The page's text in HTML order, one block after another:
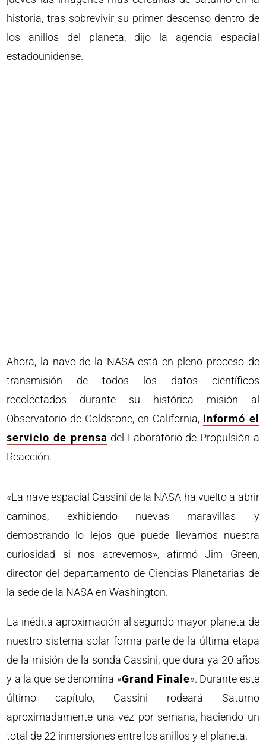
historia, tras sobrevivir su primer descenso dentro de
los anillos del planeta, dijo la agencia espacial
estadounidense.
Ahora, la nave de la NASA está en pleno proceso de
transmisión de todos los datos científicos
recolectados durante su histórica misión al
Observatorio de Goldstone, en California, informó el
servicio de prensa del Laboratorio de Propulsión a
Reacción.
«La nave espacial Cassini de la NASA ha vuelto a abrir
caminos, exhibiendo nuevas maravillas y
demostrando lo lejos que puede llevarnos nuestra
curiosidad si nos atrevemos», afirmó Jim Green,
director del departamento de Ciencias Planetarias de
la sede de la NASA en Washington.
La inédita aproximación al segundo mayor planeta de
nuestro sistema solar forma parte de la última etapa
de la misión de la sonda Cassini, que dura ya 20 años
y a la que se denomina «Grand Finale». Durante este
último capítulo, Cassini rodeará Saturno
aproximadamente una vez por semana, haciendo un
total de 22 inmersiones entre los anillos y el planeta.